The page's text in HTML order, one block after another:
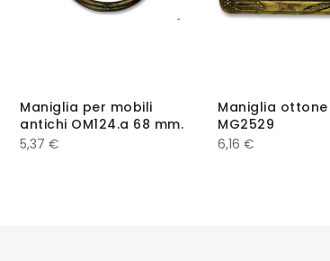
Maniglia per mobili
antichi OM124.a 68 mm.
5,37 €
Maniglia ottone
MG2529
6,16 €